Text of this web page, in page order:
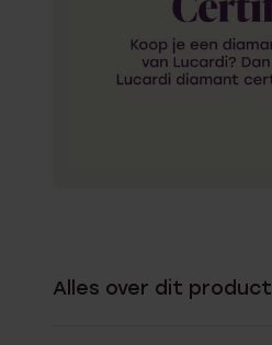
Alles over dit product